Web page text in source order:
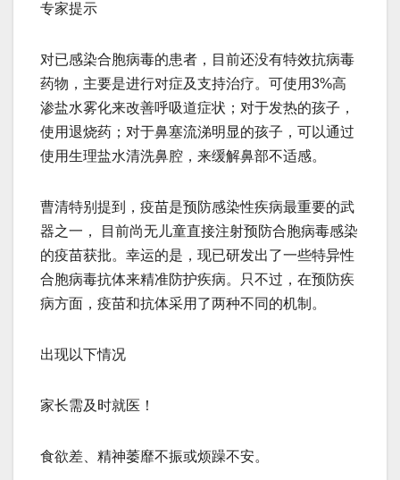
专家提示
对已感染合胞病毒的患者，目前还没有特效抗病毒
药物，主要是进行对症及支持治疗。可使用3%高
渗盐水雾化来改善呼吸道症状；对于发热的孩子，
使用退烧药；对于鼻塞流涕明显的孩子，可以通过
使用生理盐水清洗鼻腔，来缓解鼻部不适感。
曹清特别提到，疫苗是预防感染性疾病最重要的武
器之一， 目前尚无儿童直接注射预防合胞病毒感染
的疫苗获批。幸运的是，现已研发出了一些特异性
合胞病毒抗体来精准防护疾病。只不过，在预防疾
病方面，疫苗和抗体采用了两种不同的机制。
出现以下情况
家长需及时就医！
食欲差、精神萎靡不振或烦躁不安。